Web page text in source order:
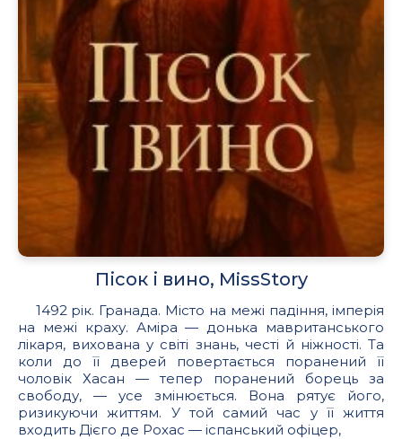
Пісок і вино, MissStory
1492 рік. Гранада. Місто на межі падіння, імперія
на межі краху. Аміра — донька мавританського
лікаря, вихована у світі знань, честі й ніжності. Та
коли до її дверей повертається поранений її
чоловік Хасан — тепер поранений борець за
свободу, — усе змінюється. Вона рятує його,
ризикуючи життям. У той самий час у її життя
входить Дієго де Рохас — іспанський офіцер,